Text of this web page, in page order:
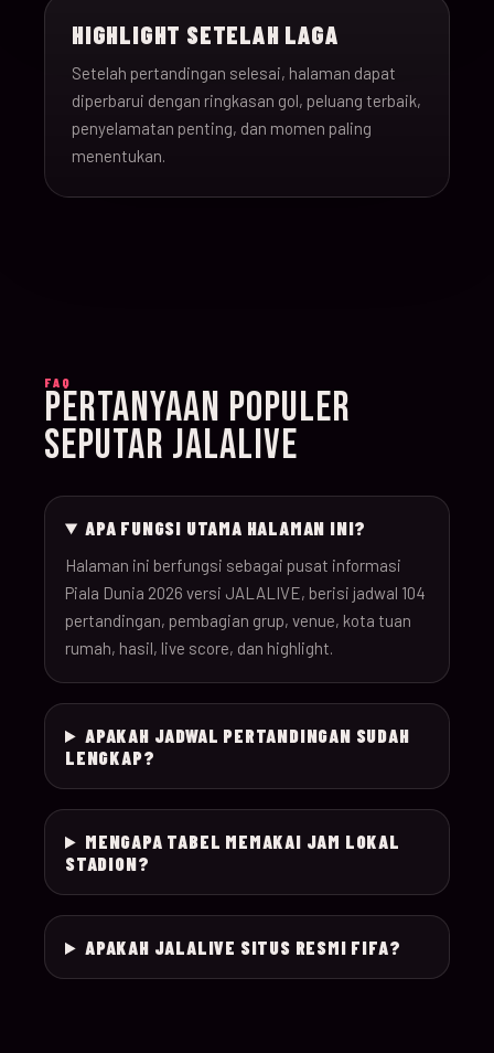
018
26
18:00
019
16-Jun-
26
20:00 Argentina v Algeria
020 21:00 Austria v Jordan
26
023
17-Jun-
12:00
17-Jun-
26
18-Jun-
26
12:00
18-Jun-
26
Switzerland v
Herzegovina
027
18-Jun-
15:00 Canada v Qatar
028
26
19:00 Mexico v South
029 21:00 Brazil v Haiti
HIGHLIGHT SETELAH LAGA
Setelah pertandingan selesai, halaman dapat
diperbarui dengan ringkasan gol, peluang terbaik,
penyelamatan penting, dan momen paling
menentukan.
FAQ
PERTANYAAN POPULER
SEPUTAR JALALIVE
APA FUNGSI UTAMA HALAMAN INI?
Halaman ini berfungsi sebagai pusat informasi
Piala Dunia 2026 versi JALALIVE, berisi jadwal 104
pertandingan, pembagian grup, venue, kota tuan
rumah, hasil, live score, dan highlight.
APAKAH JADWAL PERTANDINGAN SUDAH
LENGKAP?
MENGAPA TABEL MEMAKAI JAM LOKAL
STADION?
APAKAH JALALIVE SITUS RESMI FIFA?